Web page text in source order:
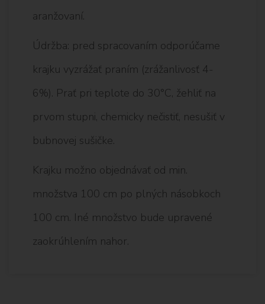
aranžovaní.
Údržba: pred spracovaním odporúčame
krajku vyzrážať praním (zrážanlivosť 4-
6%). Prať pri teplote do 30°C, žehliť na
prvom stupni, chemicky nečistiť, nesušiť v
bubnovej sušičke.
Krajku možno objednávať od min.
množstva 100 cm po plných násobkoch
100 cm. Iné množstvo bude upravené
zaokrúhlením nahor.